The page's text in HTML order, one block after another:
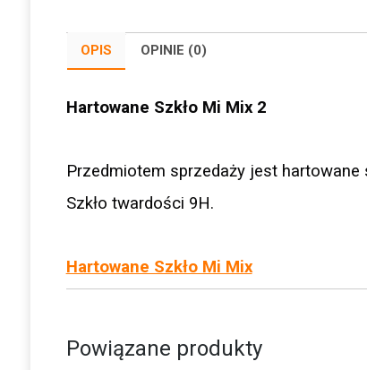
OPIS OPINIE (0)
Hartowane Szkło Mi Mix 2
Przedmiotem sprzedaży jest hartowane
Szkło twardości 9H.
Hartowane Szkło Mi Mix
Powiązane produkty